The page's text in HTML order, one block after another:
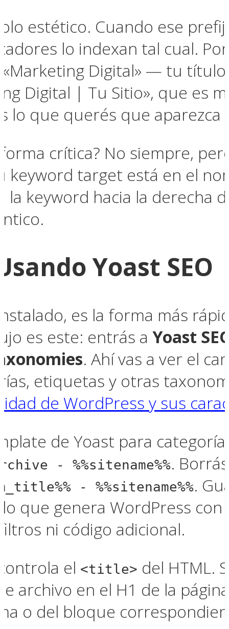
estético. Cuando ese
lo indexan tal cual.
Digital» — tu
Digital | Tu Sitio», que es
lo que querés que aparezca
crítica? No siempre,
keyword target está en el
la keyword hacia la derecha
Yoast SEO
es la forma más
es este: entrás aYoast
. Ahí vas a ver el
etiquetas y otras
de WordPress y sus
de Yoast para
- %%sitename%%.
- %%sitename%%.
que genera WordPress
ni código adicional.
el <title> del HTML.
archivo en el H1 de la
o del bloque